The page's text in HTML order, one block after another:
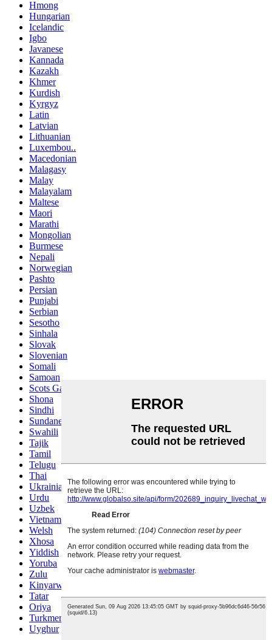
Hmong
Hungarian
Icelandic
Igbo
Javanese
Kannada
Kazakh
Khmer
Kurdish
Kyrgyz
Latin
Latvian
Lithuanian
Luxembou..
Macedonian
Malagasy
Malay
Malayalam
Maltese
Maori
Marathi
Mongolian
Burmese
Nepali
Norwegian
Pashto
Persian
Punjabi
Serbian
Sesotho
Sinhala
Slovak
Slovenian
Somali
Samoan
Scots Gaelic
Shona
Sindhi
Sundanese
Swahili
Tajik
Tamil
Telugu
Thai
Ukrainian
Urdu
Uzbek
Vietnamese
Welsh
Xhosa
Yiddish
Yoruba
Zulu
Kinyarwanda
Tatar
Oriya
Turkmen
Uyghur